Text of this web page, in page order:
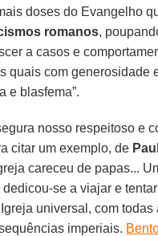
doses do Evangelho
romanos,
a casos e
quais com generosidade
e blasfema”.
nosso respeitoso e
citar um exemplo, de
careceu de papas...
dedicou-se a viajar e tentar
universal, com todas
imperiais.